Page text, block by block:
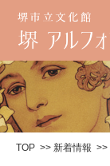
TOP 新着情報